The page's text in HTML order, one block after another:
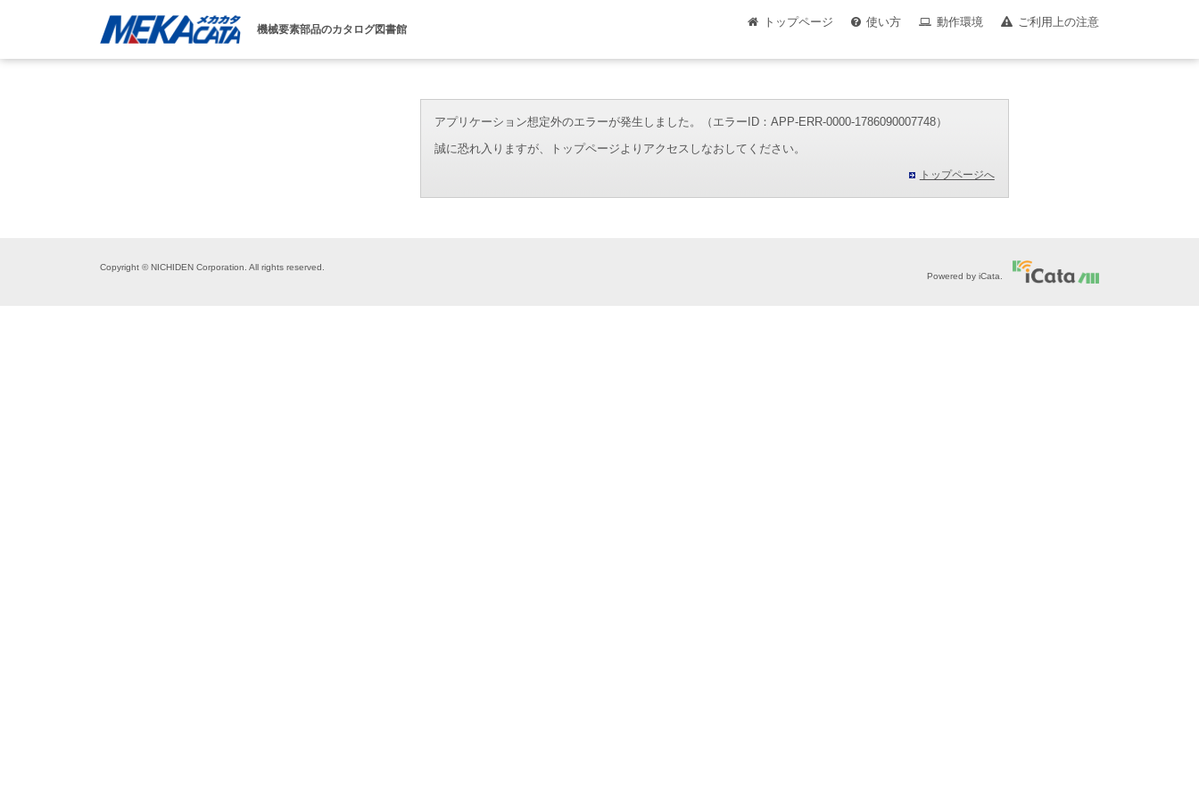
機械要素部品のカタログ図書館
トップページ 使い方 動作環境 ご利用上の注意
アプリケーション想定外のエラーが発生しました。（エラーID：APP-ERR-0000-1786090007748）
誠に恐れ入りますが、トップページよりアクセスしなおしてください。
トップページへ
Copyright © NICHIDEN Corporation. All rights reserved.
Powered by iCata.